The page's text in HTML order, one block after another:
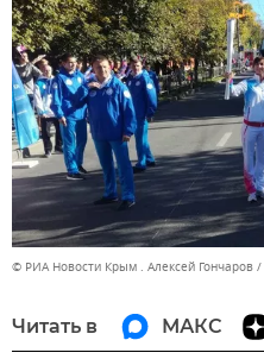
© РИА Новости Крым . Алексей Гончаров
Читать в МАКС